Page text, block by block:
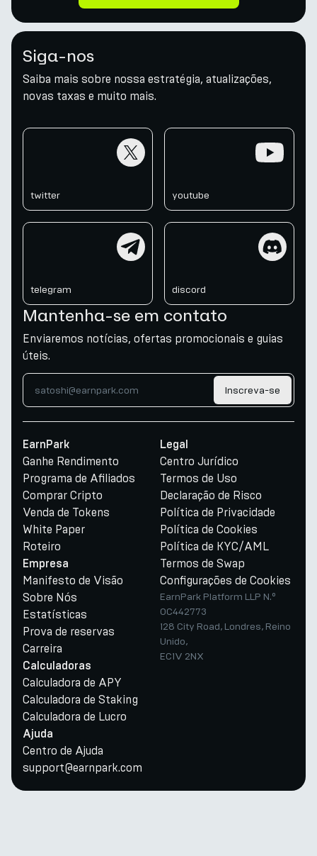
Siga-nos
Saiba mais sobre nossa estratégia, atualizações,
novas taxas e muito mais.
twitter youtube
telegram discord
Mantenha-se em contato
Enviaremos notícias, ofertas promocionais e guias
úteis.
Inscreva-se
EarnPark
Ganhe Rendimento
Programa de Afiliados
Comprar Cripto
Venda de Tokens
White Paper
Roteiro
Empresa
Manifesto de Visão
Sobre Nós
Estatísticas
Prova de reservas
Carreira
Calculadoras
Calculadora de APY
Calculadora de Staking
Calculadora de Lucro
Ajuda
Centro de Ajuda
support@earnpark.com
Legal
Centro Jurídico
Termos de Uso
Declaração de Risco
Política de Privacidade
Política de Cookies
Política de KYC/AML
Termos de Swap
Configurações de Cookies
EarnPark Platform LLP N.º
OC442773
128 City Road, Londres, Reino
Unido,
EC1V 2NX